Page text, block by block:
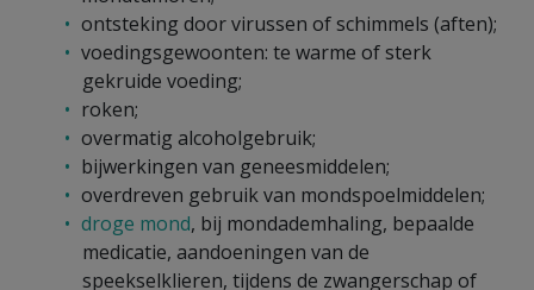
ontsteking door virussen of schimmels (aften);
voedingsgewoonten: te warme of sterk
gekruide voeding;
roken;
overmatig alcoholgebruik;
bijwerkingen van geneesmiddelen;
overdreven gebruik van mondspoelmiddelen;
droge mond, bij mondademhaling, bepaalde
medicatie, aandoeningen van de
speekselklieren, tijdens de zwangerschap of